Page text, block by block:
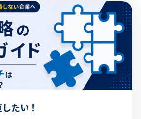
たい！